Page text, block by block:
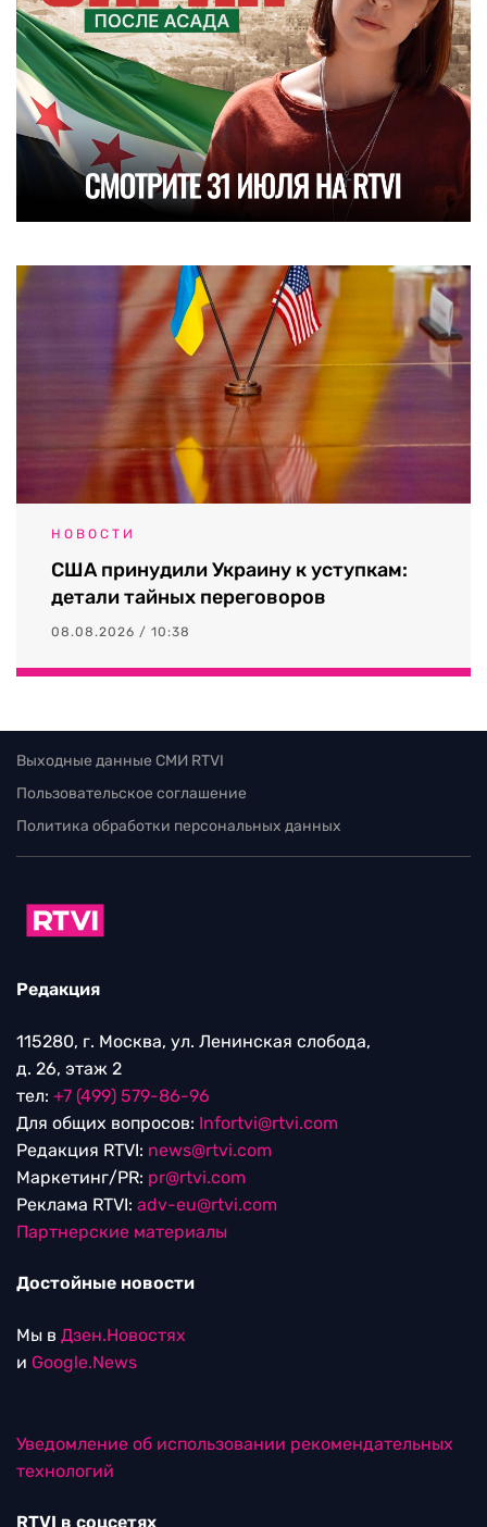
НОВОСТИ
США принудили Украину к уступкам:
детали тайных переговоров
08.08.2026 / 10:38
Выходные данные СМИ RTVI
Пользовательское соглашение
Политика обработки персональных данных
Редакция
115280, г. Москва, ул. Ленинская слобода,
д. 26, этаж 2
тел: +7 (499) 579-86-96
Для общих вопросов: Infortvi@rtvi.com
Редакция RTVI: news@rtvi.com
Маркетинг/PR: pr@rtvi.com
Реклама RTVI: adv-eu@rtvi.com
Партнерские материалы
Достойные новости
Мы в Дзен.Новостях
и Google.News
Уведомление об использовании рекомендательных
технологий
RTVI в соцсетях